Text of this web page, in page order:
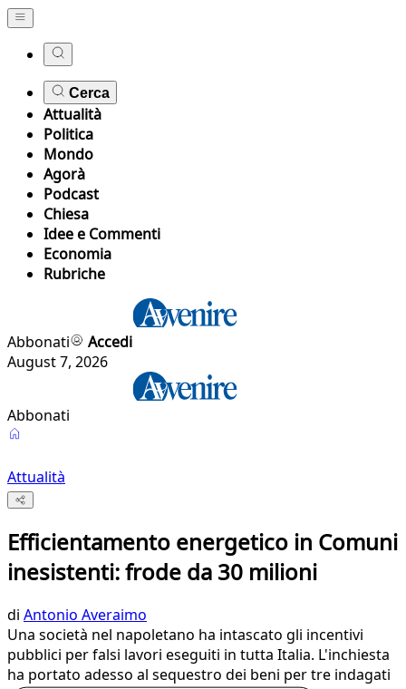
Cerca
Attualità
Politica
Mondo
Agorà
Podcast
Chiesa
Idee e Commenti
Economia
Rubriche
Abbonati
Accedi
August 7, 2026
Abbonati
Attualità
Efficientamento energetico in Comuni
inesistenti: frode da 30 milioni
di Antonio Averaimo
Una società nel napoletano ha intascato gli incentivi
pubblici per falsi lavori eseguiti in tutta Italia. L'inchiesta
ha portato adesso al sequestro dei beni per tre indagati